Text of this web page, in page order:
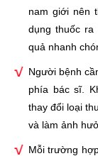
nam giới nên
dụng thuốc
quả nhanh
Người bệnh
phía bác sĩ.
thay đổi loại
và làm ảnh
Mỗi trường